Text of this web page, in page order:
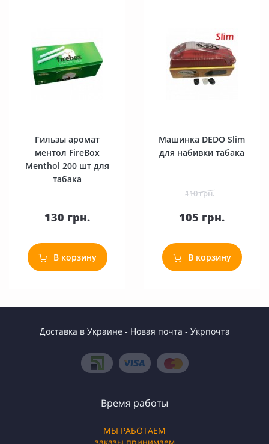
Гильзы аромат
ментол FireBox
Menthol 200 шт для
табака
130 грн.
В корзину
Машинка DEDO Slim
для набивки табака
110 грн.
105 грн.
В корзину
Доставка в Украине - Новая почта - Укрпочта
Время работы
МЫ РАБОТАЕМ